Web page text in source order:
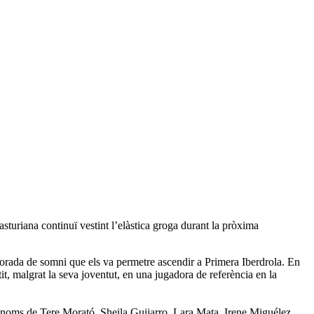
continuï vestint l’elàstica groga durant la pròxima
de somni que els va permetre ascendir a Primera Iberdrola. En
malgrat la seva joventut, en una jugadora de referència en la